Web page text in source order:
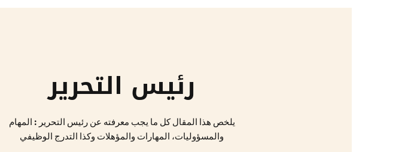
رئيس التحرير
يلخص هذا المقال كل ما يجب معرفته عن رئيس التحرير : المهام
والمسؤوليات، المهارات والمؤهلات وكذا التدرج الوظيفي
قم بإدارة الوثائق الإدارية بشكل أوتوماتيكي ضمان متابعة أفضل لمسارات تدريب موظفيك